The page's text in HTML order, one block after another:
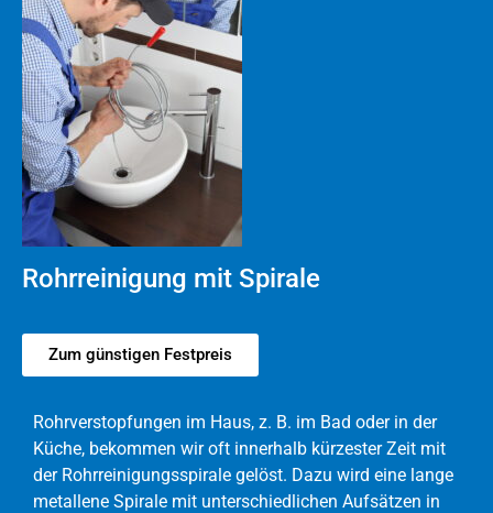
Rohrreinigung mit Spirale
Zum günstigen Festpreis
Rohrverstopfungen im Haus, z. B. im Bad oder in der
Küche, bekommen wir oft innerhalb kürzester Zeit mit
der Rohrreinigungsspirale gelöst. Dazu wird eine lange
metallene Spirale mit unterschiedlichen Aufsätzen in